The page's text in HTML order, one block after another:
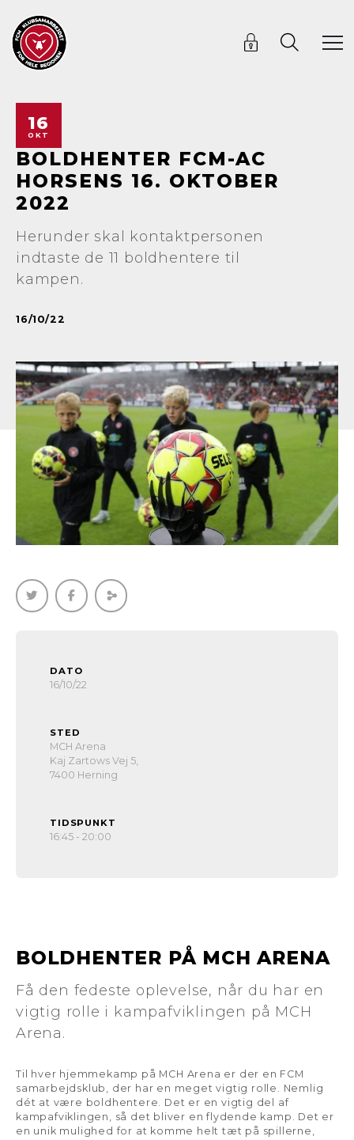
16
OKT
BOLDHENTER FCM-AC
HORSENS 16. OKTOBER
2022
Herunder skal kontaktpersonen
indtaste de 11 boldhentere til
kampen.
16/10/22
DATO
16/10/22
STED
MCH Arena
Kaj Zartows Vej 5,
7400 Herning
TIDSPUNKT
16:45 - 20:00
BOLDHENTER PÅ MCH ARENA
Få den fedeste oplevelse, når du har en
vigtig rolle i kampafviklingen på MCH
Arena.
Til hver hjemmekamp på MCH Arena er der en FCM
samarbejdsklub, der har en meget vigtig rolle. Nemlig
dét at være boldhentere. Det er en vigtig del af
kampafviklingen, så det bliver en flydende kamp. Det er
en unik mulighed for at komme helt tæt på spillerne,